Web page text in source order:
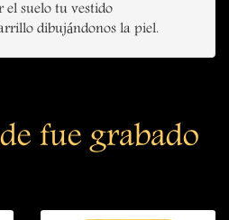
el suelo tu vestido
dibujándonos la piel.
fue grabado